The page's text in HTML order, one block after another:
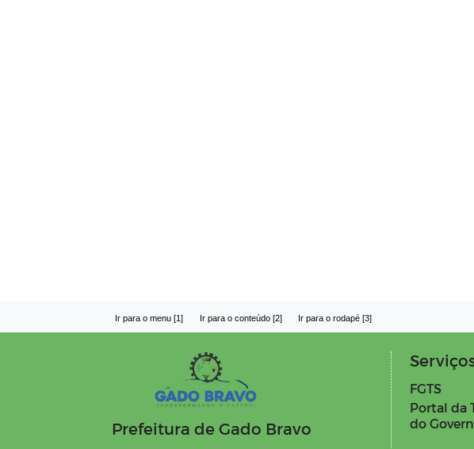
Ir para o menu [1] Ir para o conteúdo [2] Ir para o rodapé [3]
Prefeitura de Gado Bravo
FGTS
Portal da
do